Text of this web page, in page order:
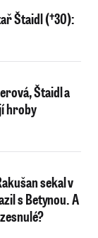
Štaidl (†30):
Štaidl a
hroby
sekal v
s Betynou. A